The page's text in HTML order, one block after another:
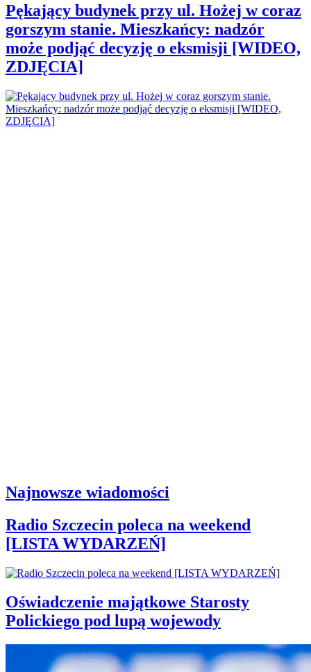
Pękający budynek przy ul. Hożej w coraz
gorszym stanie. Mieszkańcy: nadzór
może podjąć decyzję o eksmisji [WIDEO,
ZDJĘCIA]
Najnowsze wiadomości
Radio Szczecin poleca na weekend
[LISTA WYDARZEŃ]
Oświadczenie majątkowe Starosty
Polickiego pod lupą wojewody